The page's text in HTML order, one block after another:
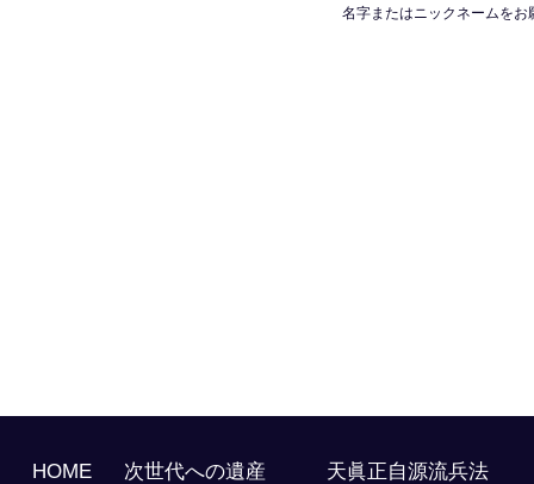
名字またはニックネームをお
HOME 次世代への遺産 天眞正自源流